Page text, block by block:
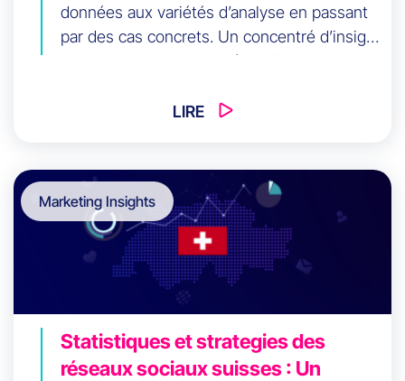
données aux variétés d’analyse en passant
par des cas concrets. Un concentré d’insight
pour booster votre stratégie data !
LIRE
Marketing Insights
Statistiques et strategies des
réseaux sociaux suisses : Un